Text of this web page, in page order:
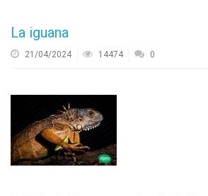
La iguana
21/04/2024 14474 0